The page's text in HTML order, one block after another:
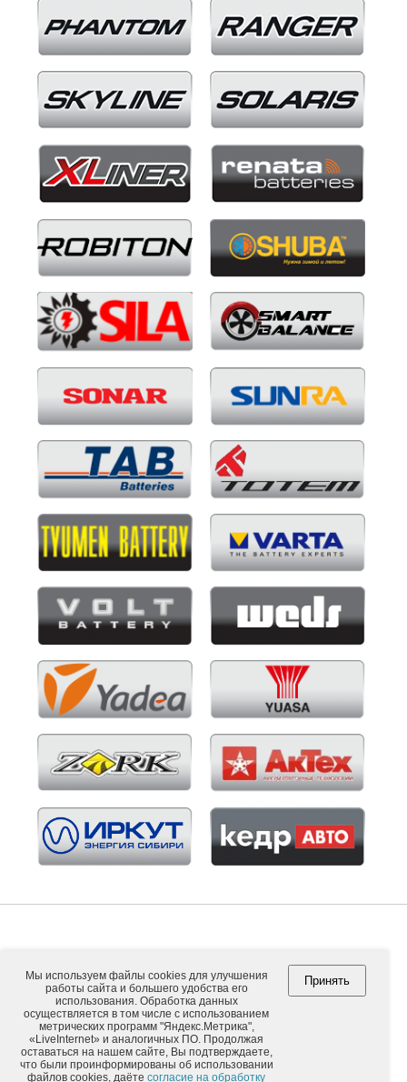
Copyright © 2026. ООО "ВНЕШПОСЫЛТОРГ".
Мы используем файлы cookies для улучшения
работы сайта и большего удобства его
использования. Обработка данных
осуществляется в том числе с использованием
метрических программ "Яндекс.Метрика",
«LiveInternet» и аналогичных ПО. Продолжая
оставаться на нашем сайте, Вы подтверждаете,
что были проинформированы об использовании
файлов cookies, даёте согласие на обработку
Принять
Обычная версия